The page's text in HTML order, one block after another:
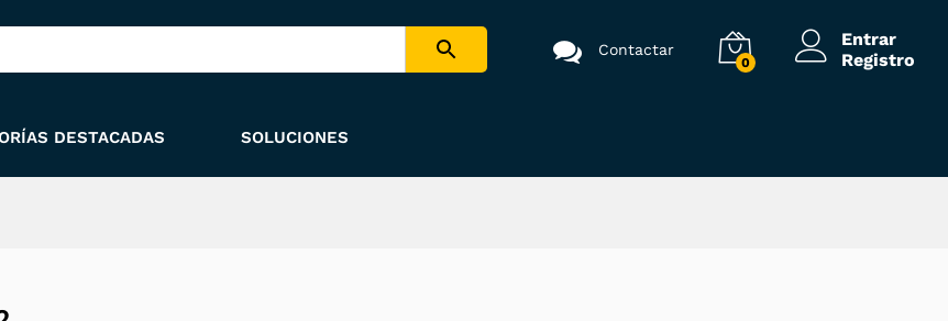
Contactar
0
Entrar
Registro
DESTACADAS SOLUCIONES